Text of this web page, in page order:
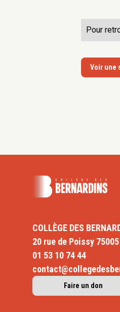
Pour
Voir une
COLLÈGE DES
20 rue de Poissy
01 53 10 74 44
Faire un don